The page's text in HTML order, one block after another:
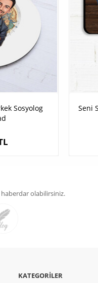
Sosyolog
Seni
olabilirsiniz.
KATEGORILER